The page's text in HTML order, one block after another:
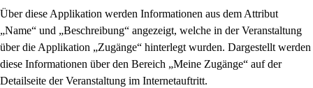
Über diese Applikation werden Informationen aus dem Attribut
„Name“ und „Beschreibung“ angezeigt, welche in der Veranstaltung
über die Applikation „Zugänge“ hinterlegt wurden. Dargestellt werden
diese Informationen über den Bereich „Meine Zugänge“ auf der
Detailseite der Veranstaltung im Internetauftritt.